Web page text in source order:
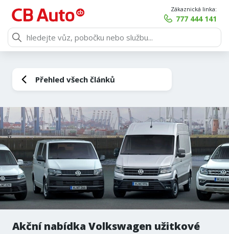
Zákaznická linka:
777 444 141
Přehled všech článků
Akční nabídka Volkswagen užitkové